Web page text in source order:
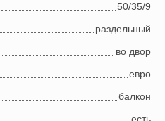
50/35/9
раздельный
во двор
евро
балкон